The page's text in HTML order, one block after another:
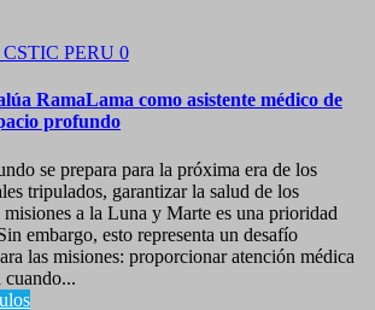
CSTIC PERU 0
RamaLama como asistente médico de
profundo
se prepara para la próxima era de los
tripulados, garantizar la salud de los
misiones a la Luna y Marte es una prioridad
embargo, esto representa un desafío
las misiones: proporcionar atención médica
cuando...